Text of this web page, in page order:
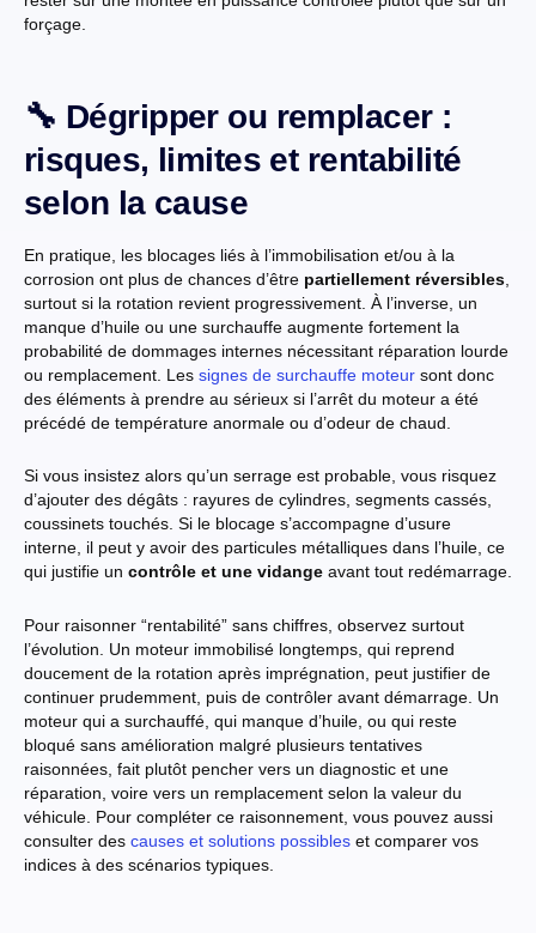
forçage.
🔧 Dégripper ou remplacer :
risques, limites et rentabilité
selon la cause
En pratique, les blocages liés à l’immobilisation et/ou à la
corrosion ont plus de chances d’être partiellement réversibles
surtout si la rotation revient progressivement. À l’inverse, un
manque d’huile ou une surchauffe augmente fortement la
probabilité de dommages internes nécessitant réparation lourde
ou remplacement. Les signes de surchauffe moteur sont donc
des éléments à prendre au sérieux si l’arrêt du moteur a été
précédé de température anormale ou d’odeur de chaud.
Si vous insistez alors qu’un serrage est probable, vous risquez
d’ajouter des dégâts : rayures de cylindres, segments cassés,
coussinets touchés. Si le blocage s’accompagne d’usure
interne, il peut y avoir des particules métalliques dans l’huile, ce
qui justifie un contrôle et une vidange avant tout redémarrage.
Pour raisonner “rentabilité” sans chiffres, observez surtout
l’évolution. Un moteur immobilisé longtemps, qui reprend
doucement de la rotation après imprégnation, peut justifier de
continuer prudemment, puis de contrôler avant démarrage. Un
moteur qui a surchauffé, qui manque d’huile, ou qui reste
bloqué sans amélioration malgré plusieurs tentatives
raisonnées, fait plutôt pencher vers un diagnostic et une
réparation, voire vers un remplacement selon la valeur du
véhicule. Pour compléter ce raisonnement, vous pouvez aussi
consulter des causes et solutions possibles et comparer vos
indices à des scénarios typiques.